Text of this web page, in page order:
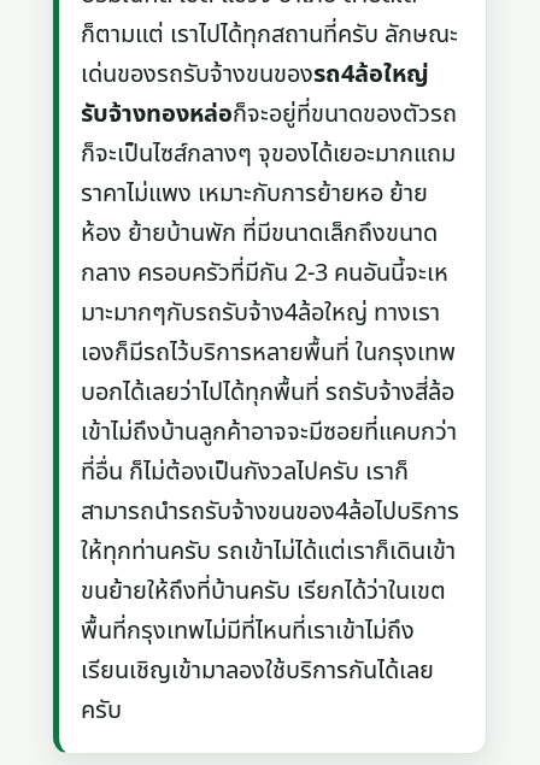
ก็ตามแต่ เราไปได้ทุกสถานที่ครับ ลักษณะ
เด่นของรถรับจ้างขนของรถ4ล้อใหญ่
รับจ้างทองหล่อก็จะอยู่ที่ขนาดของตัวรถ
ก็จะเป็นไซส์กลางๆ จุของได้เยอะมากแถม
ราคาไม่แพง เหมาะกับการย้ายหอ ย้าย
ห้อง ย้ายบ้านพัก ที่มีขนาดเล็กถึงขนาด
กลาง ครอบครัวที่มีกัน 2-3 คนอันนี้จะเห
มาะมากๆกับรถรับจ้าง4ล้อใหญ่ ทางเรา
เองก็มีรถไว้บริการหลายพื้นที่ ในกรุงเทพ
บอกได้เลยว่าไปได้ทุกพื้นที่ รถรับจ้างสี่ล้อ
เข้าไม่ถึงบ้านลูกค้าอาจจะมีซอยที่แคบกว่า
ที่อื่น ก็ไม่ต้องเป็นกังวลไปครับ เราก็
สามารถนำรถรับจ้างขนของ4ล้อไปบริการ
ให้ทุกท่านครับ รถเข้าไม่ได้แต่เราก็เดินเข้า
ขนย้ายให้ถึงที่บ้านครับ เรียกได้ว่าในเขต
พื้นที่กรุงเทพไม่มีที่ไหนที่เราเข้าไม่ถึง
เรียนเชิญเข้ามาลองใช้บริการกันได้เลย
ครับ